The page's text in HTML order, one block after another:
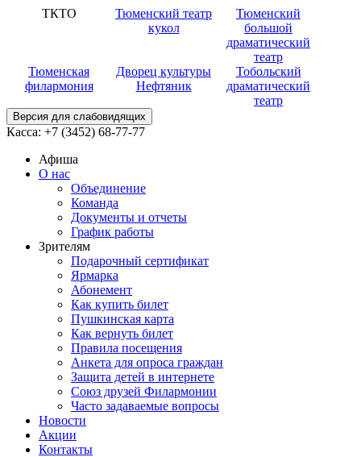
ТКТО
Тюменский театр
кукол
Тюменский
большой
драматический
театр
Тюменская
филармония
Дворец культуры
Нефтяник
Тобольский
драматический
театр
Версия для слабовидящих
Касса: +7 (3452) 68-77-77
Афиша
О нас
Объединение
Команда
Документы и отчеты
График работы
Зрителям
Подарочный сертификат
Ярмарка
Абонемент
Как купить билет
Пушкинская карта
Как вернуть билет
Правила посещения
Анкета для опроса граждан
Защита детей в интернете
Союз друзей Филармонии
Часто задаваемые вопросы
Новости
Акции
Контакты